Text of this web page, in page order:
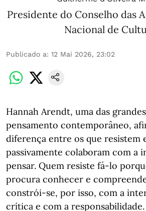
Presidente do Conselho das
Nacional de
Publicado a: 12 Mai 2026, 23:02
Hannah Arendt, uma das
pensamento contemporâneo,
diferença entre os que resistem
passivamente colaboram com a
pensar. Quem resiste fá-lo
procura conhecer e
constrói-se, por isso, com a
crítica e com a